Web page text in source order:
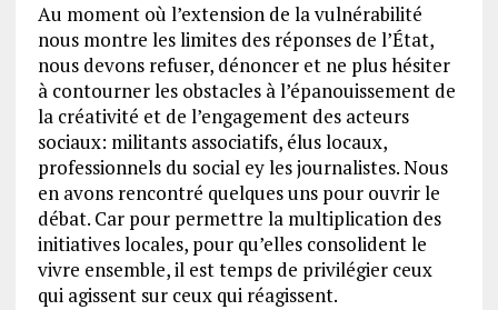
Au moment où l’extension de la vulnérabilité
nous montre les limites des réponses de l’État,
nous devons refuser, dénoncer et ne plus hésiter
à contourner les obstacles à l’épanouissement de
la créativité et de l’engagement des acteurs
sociaux: militants associatifs, élus locaux,
professionnels du social ey les journalistes. Nous
en avons rencontré quelques uns pour ouvrir le
débat. Car pour permettre la multiplication des
initiatives locales, pour qu’elles consolident le
vivre ensemble, il est temps de privilégier ceux
qui agissent sur ceux qui réagissent.